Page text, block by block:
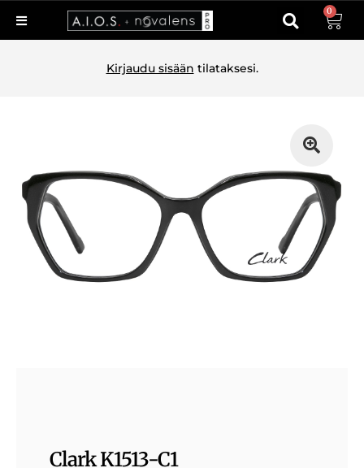
0
Kirjaudu sisään tilataksesi.
Clark K1513-C1